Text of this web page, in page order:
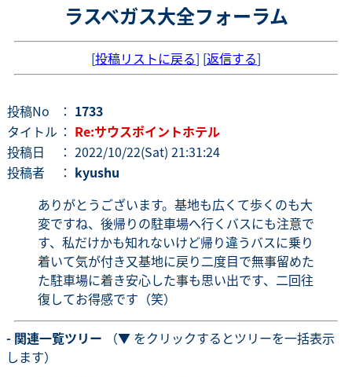
ラスベガス大全フォーラム
[投稿リストに戻る] [返信する]
投稿No ： 1733
タイトル ： Re:サウスポイントホテル
投稿日
： 2022/10/22(Sat) 21:31:24
投稿者
： kyushu
ありがとうございます。基地も広くて歩くのも大
変ですね、後帰りの駐車場へ行くバスにも注意で
す、私だけかも知れないけど帰り違うバスに乗り
着いて気が付き又基地に戻り二度目で無事留めた
た駐車場に着き安心した事も思い出です、二回往
復してお得感です（笑）
- 関連一覧ツリー （▼ をクリックするとツリーを一括表示
します）